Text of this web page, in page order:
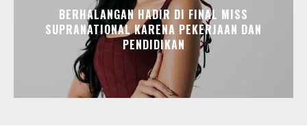
BERHALANGAN HADIR DI FINAL MISS
SUPRANATIONAL KARENA PEKERJAAN DAN
PENDIDIKAN